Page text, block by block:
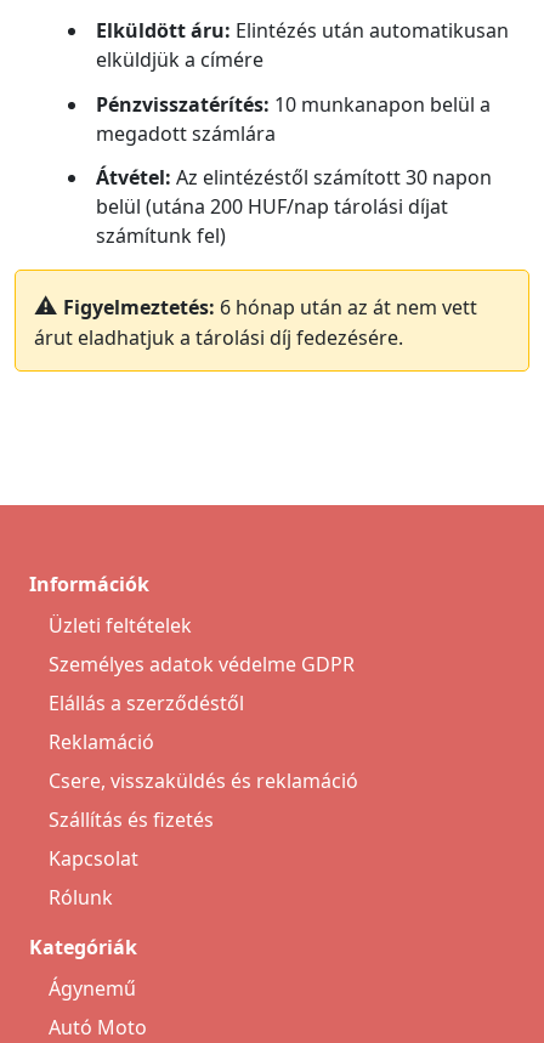
Elküldött áru: Elintézés után automatikusan
elküldjük a címére
Pénzvisszatérítés: 10 munkanapon belül a
megadott számlára
Átvétel: Az elintézéstől számított 30 napon
belül (utána 200 HUF/nap tárolási díjat
számítunk fel)
Figyelmeztetés: 6 hónap után az át nem vett
árut eladhatjuk a tárolási díj fedezésére.
Információk
Üzleti feltételek
Személyes adatok védelme GDPR
Elállás a szerződéstől
Reklamáció
Csere, visszaküldés és reklamáció
Szállítás és fizetés
Kapcsolat
Rólunk
Kategóriák
Ágynemű
Autó Moto